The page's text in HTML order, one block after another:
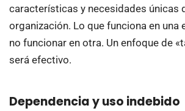
características y necesidades únicas
organización. Lo que funciona en una
no funcionar en otra. Un enfoque de
será efectivo.
Dependencia y uso indebido